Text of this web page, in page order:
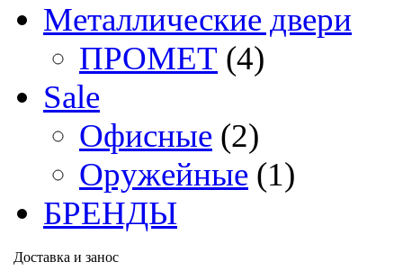
Металлические двери
ПРОМЕТ (4)
Sale
Офисные (2)
Оружейные (1)
БРЕНДЫ
Доставка и занос